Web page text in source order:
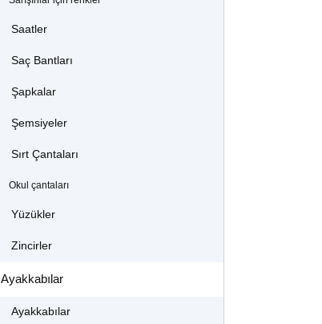
Saatler
Saç Bantları
Şapkalar
Şemsiyeler
Sırt Çantaları
Okul çantaları
Yüzükler
Zincirler
Ayakkabılar
Ayakkabılar